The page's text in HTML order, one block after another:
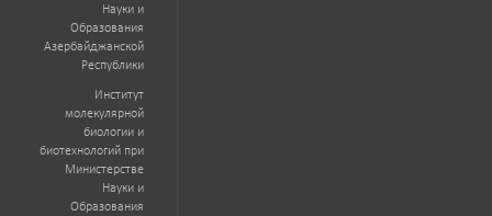
Науки и
Образования
Азербайджанской
Республики
Институт
молекулярной
биологии и
биотехнологий при
Министерстве
Науки и
Образования